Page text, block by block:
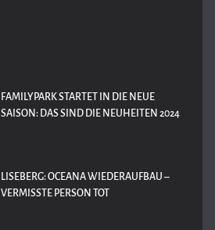
FAMILYPARK STARTET IN DIE NEUE
SAISON: DAS SIND DIE NEUHEITEN 2024
LISEBERG: OCEANA WIEDERAUFBAU –
VERMISSTE PERSON TOT